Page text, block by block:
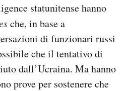
statunitense hanno
che, in base a
di funzionari russi
che il tentativo di
dall’Ucraina. Ma hanno
prove per sostenere che